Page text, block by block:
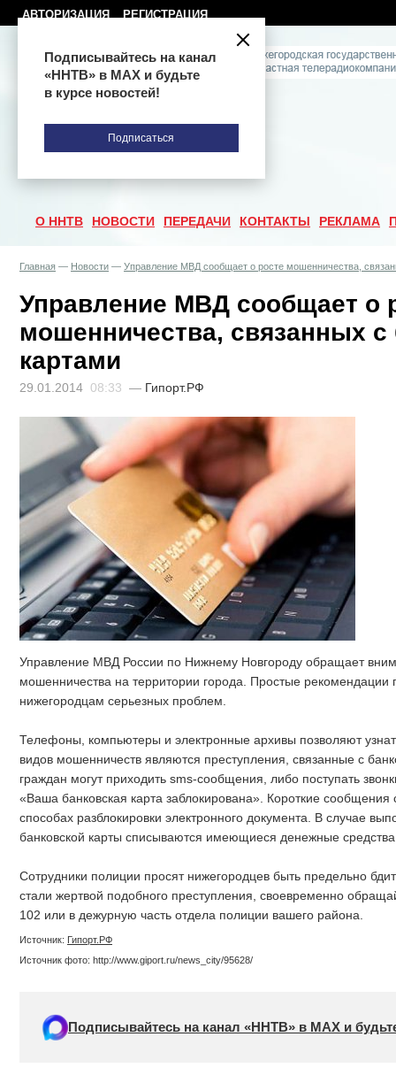
АВТОРИЗАЦИЯ РЕГИСТРАЦИЯ
О ННТВ НОВОСТИ ПЕРЕДАЧИ КОНТАКТЫ РЕКЛАМА
Главная — Новости — Управление МВД сообщает о росте мошенничества,
Управление МВД сообщает о
мошенничества, связанных с
картами
29.01.2014 08:33 — Гипорт.РФ
Управление МВД России по Нижнему Новгороду обращает
мошенничества на территории города. Простые рекомендации
нижегородцам серьезных проблем.
Телефоны, компьютеры и электронные архивы позволяют
видов мошенничеств являются преступления, связанные с
граждан могут приходить sms-сообщения, либо поступать
«Ваша банковская карта заблокирована». Короткие
способах разблокировки электронного документа. В случае
банковской карты списываются имеющиеся денежные
Сотрудники полиции просят нижегородцев быть предельно
стали жертвой подобного преступления, своевременно
102 или в дежурную часть отдела полиции вашего района.
Источник: Гипорт.РФ
Источник фото: http://www.giport.ru/news_city/95628/
Подписывайтесь на канал «ННТВ» в МАХ и
Подписывайтесь на канал
«ННТВ» в МАХ и будьте
в курсе новостей!
Подписаться